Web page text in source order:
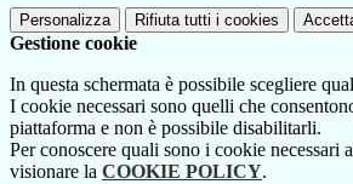
Personalizza Rifiuta tutti i cookies
Gestione cookie
In questa schermata è possibile scegliere
I cookie necessari sono quelli che
piattaforma e non è possibile disabilitarli.
Per conoscere quali sono i cookie necessari
visionare la COOKIE POLICY.